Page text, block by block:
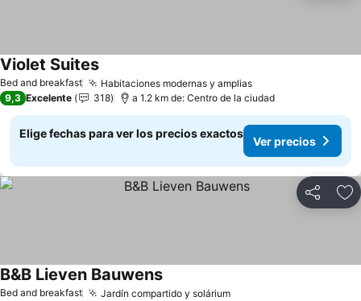
Bed and breakfast Habitaciones modernas y amplias
Violet Suites
9,3 Excelente 318 a 1.2 km de: Centro de la ciudad
Elige fechas para ver los precios exactos
Ver precios
Compartir
Bed and breakfast Jardín compartido y solárium
B&B Lieven Bauwens